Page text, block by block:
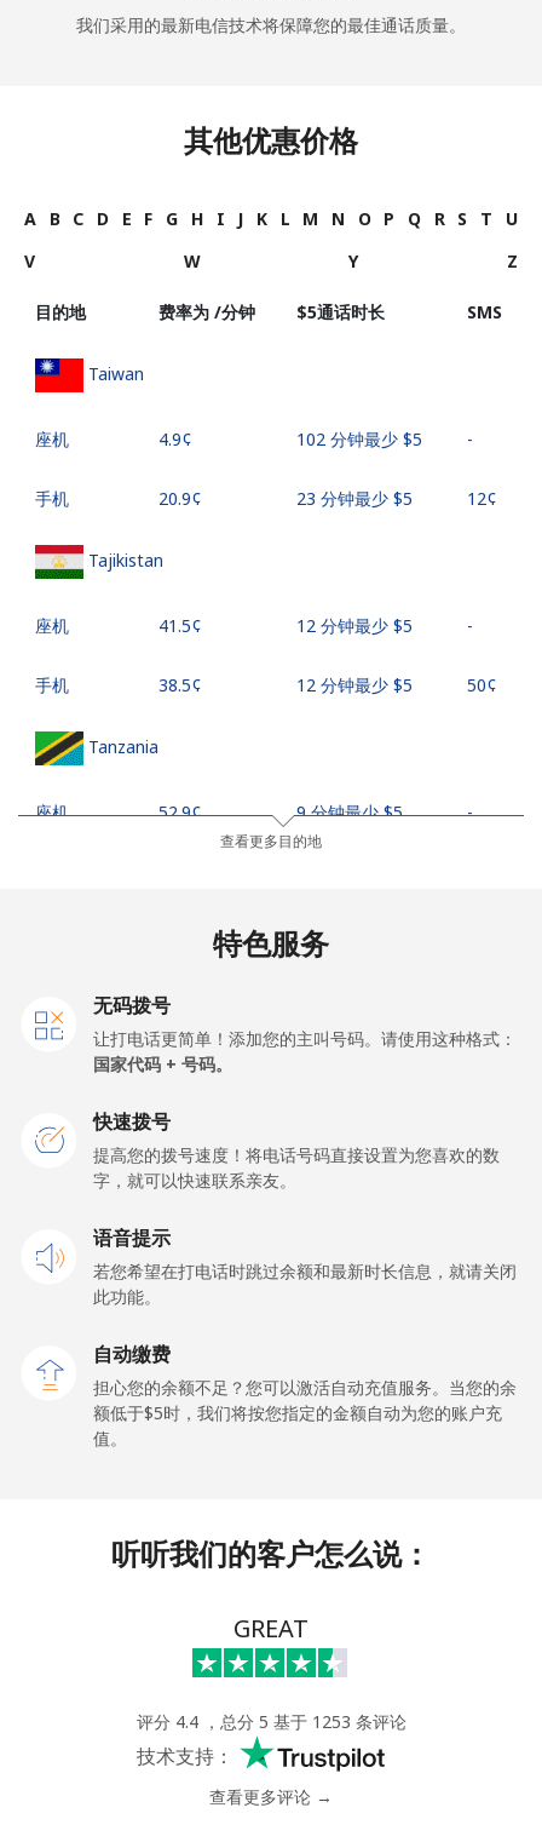
我们采用的最新电信技术将保障您的最佳通话质量。
其他优惠价格
A B C D E F G H I J K L M N O P Q R S T
U
V
W Y Z
目的地 费率为 /分钟 ⁦$5⁩通话时长 SMS
Taiwan
座机 ⁦4.9¢⁩ 102 分钟最少 ⁦$5⁩ -
手机 ⁦20.9¢⁩ 23 分钟最少 ⁦$5⁩ ⁦12¢⁩
Tajikistan
座机 ⁦41.5¢⁩ 12 分钟最少 ⁦$5⁩ -
手机 ⁦38.5¢⁩ 12 分钟最少 ⁦$5⁩ ⁦50¢⁩
Tanzania
座机 ⁦52.9¢⁩ 9 分钟最少 ⁦$5⁩ -
⁦4.9¢⁩
⁦4.9¢⁩
Togo
⁦57.5¢⁩
手机 ⁦52.9¢⁩
Tokelau
All country ⁦316.9¢⁩
Tonga
⁦189.5¢⁩ 2 分钟最少 ⁦$5⁩
Trinidad And Tobago
⁦10.5¢⁩ 47 分钟最少 ⁦$5⁩
⁦30.9¢⁩ 16 分钟最少 ⁦$5⁩
查看更多目的地
特色服务
无码拨号
让打电话更简单！添加您的主叫号码。请使用这种格式：
国家代码 + 号码。
快速拨号
提高您的拨号速度！将电话号码直接设置为您喜欢的数
字，就可以快速联系亲友。
语音提示
若您希望在打电话时跳过余额和最新时长信息，就请关闭
此功能。
自动缴费
担心您的余额不足？您可以激活自动充值服务。当您的余
额低于⁦$5⁩时，我们将按您指定的金额自动为您的账户充
值。
听听我们的客户怎么说：
GREAT
评分 4.4 ，总分 5 基于 1253 条评论
技术支持：
查看更多评论 →